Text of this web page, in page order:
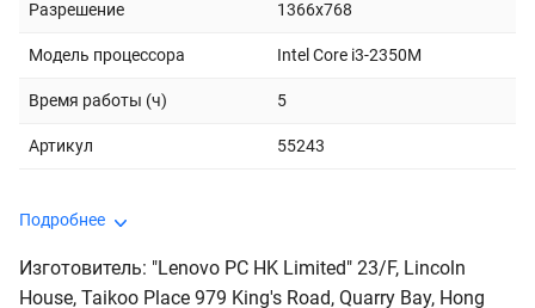
Разрешение 1366x768
Модель процессора Intel Core i3-2350M
Время работы (ч) 5
Артикул 55243
Подробнее
Изготовитель: "Lenovo PC HK Limited" 23/F, Lincoln
House, Taikoo Place 979 King's Road, Quarry Bay, Hong